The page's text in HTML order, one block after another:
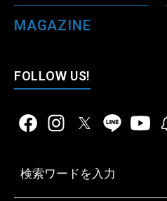
MAGAZINE
FOLLOW US!